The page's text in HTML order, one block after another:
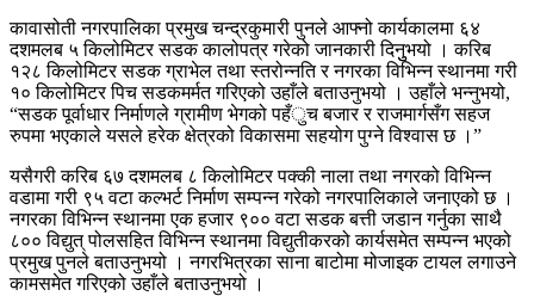
कावासोती नगरपालिका प्रमुख चन्द्रकुमारी पुनले आफ्नो कार्यकालमा ६४
दशमलब ५ किलोमिटर सडक कालोपत्र गरेको जानकारी दिनुुभयो । करिब
१२८ किलोमिटर सडक ग्राभेल तथा स्तरोन्नति र नगरका विभिन्न स्थानमा गरी
१० किलोमिटर पिच सडकमर्मत गरिएको उहाँले बताउनुभयो । उहाँले भन्नुभयो,
“सडक पूर्वाधार निर्माणले ग्रामीण भेगको पहँुच बजार र राजमार्गसँग सहज
रुपमा भएकाले यसले हरेक क्षेत्रको विकासमा सहयोग पुग्ने विश्वास छ ।”
यसैगरी करिब ६७ दशमलब ८ किलोमिटर पक्की नाला तथा नगरको विभिन्न
वडामा गरी ९५ वटा कल्भर्ट निर्माण सम्पन्न गरेको नगरपालिकाले जनाएको छ ।
नगरका विभिन्न स्थानमा एक हजार ९०० वटा सडक बत्ती जडान गर्नुका साथै
८०० विद्युत् पोलसहित विभिन्न स्थानमा विद्युतीकरको कार्यसमेत सम्पन्न भएको
प्रमुख पुनले बताउनुभयो । नगरभित्रका साना बाटोमा मोजाइक टायल लगाउने
कामसमेत गरिएको उहाँले बताउनुभयो ।